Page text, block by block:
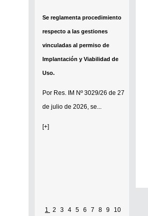
Se reglamenta procedimiento
respecto a las gestiones
vinculadas al permiso de
Implantación y Viabilidad de
Uso.
Por Res. IM Nº 3029/26 de 27
de julio de 2026, se...
[+]
1 2 3 4 5 6 7 8 9 10